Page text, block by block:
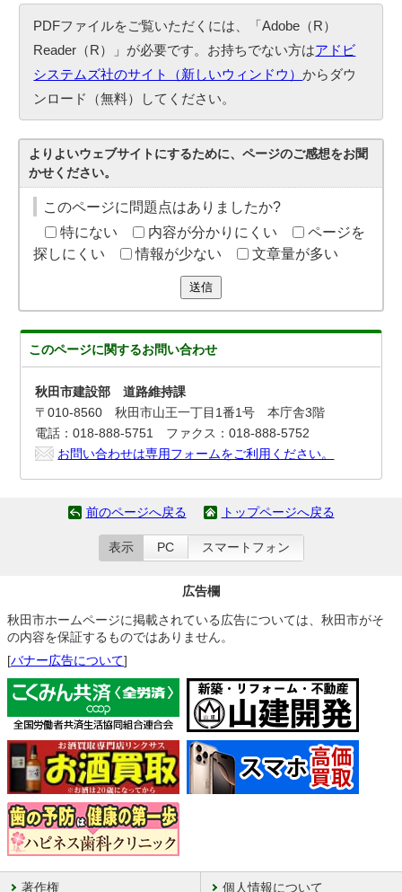
PDFファイルをご覧いただくには、「Adobe（R）
Reader（R）」が必要です。お持ちでない方はアドビ
システムズ社のサイト（新しいウィンドウ）からダウ
ンロード（無料）してください。
よりよいウェブサイトにするために、ページのご感想をお聞
かせください。
このページに問題点はありましたか?
特にない
内容が分かりにくい
ページを
探しにくい
情報が少ない 文章量が多い
送信
このページに関するお問い合わせ
秋田市建設部 道路維持課
〒010-8560 秋田市山王一丁目1番1号 本庁舎3階
電話：018-888-5751 ファクス：018-888-5752
お問い合わせは専用フォームをご利用ください。
前のページへ戻る トップページへ戻る
表示 PC スマートフォン
広告欄
秋田市ホームページに掲載されている広告については、秋田市がそ
の内容を保証するものではありません。
[バナー広告について]
著作権 個人情報について